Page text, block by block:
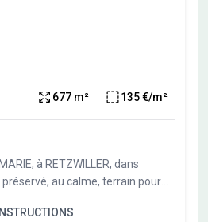
677 m² 135 €/m²
à RETZWILLER, dans
au calme, terrain pour
sous-sol possible. Travaux de